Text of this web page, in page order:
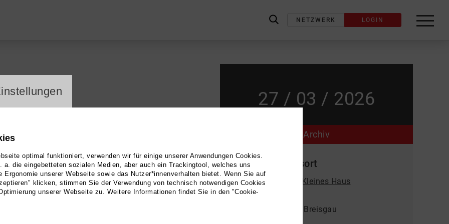
label_search
NETZWERK LOGIN
27 / 03 / 2026
Archiv
Veranstaltungsort
Theater Freiburg - Kleines Haus
Bertoldstr. 46
79104 Freiburg im Breisgau
optimal funktioniert, verwenden wir für einige unserer Anwendungen Cookies.
a. die eingebetteten sozialen Medien, aber auch ein Trackingtool, welches uns
Ergonomie unserer Webseite sowie das Nutzer*innenverhalten bietet. Wenn Sie auf
klicken, stimmen Sie der Verwendung von technisch notwendigen Cookies
unserer Webseite zu. Weitere Informationen findet Sie in den "Cookie-